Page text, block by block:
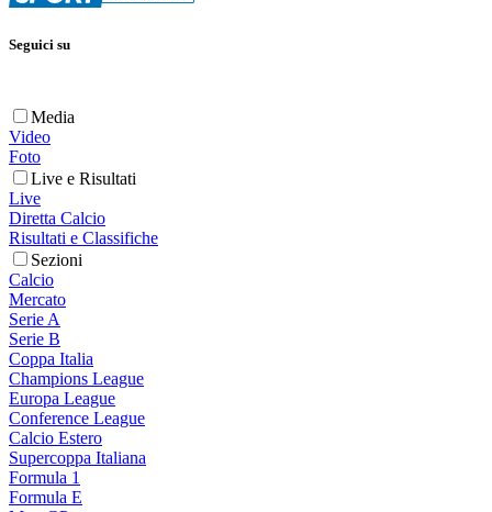
Seguici su
Media
Video
Foto
Live e Risultati
Live
Diretta Calcio
Risultati e Classifiche
Sezioni
Calcio
Mercato
Serie A
Serie B
Coppa Italia
Champions League
Europa League
Conference League
Calcio Estero
Supercoppa Italiana
Formula 1
Formula E